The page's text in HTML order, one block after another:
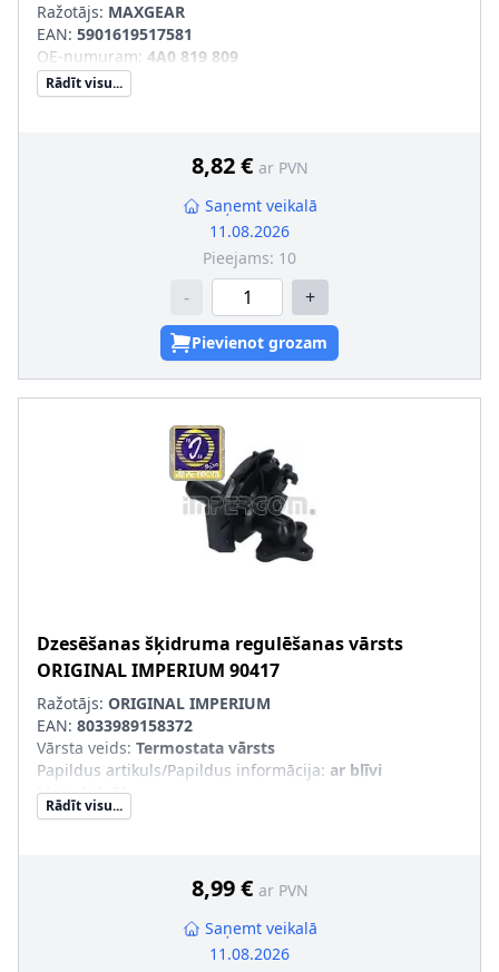
Ražotājs: MAXGEAR
EAN: 5901619517581
OE-numuram: 4A0 819 809
Rādīt visu...
8,82 € ar PVN
Saņemt veikalā
11.08.2026
Pieejams: 10
- +
Pievienot grozam
Dzesēšanas šķidruma regulēšanas vārsts
ORIGINAL IMPERIUM 90417
Ražotājs: ORIGINAL IMPERIUM
EAN: 8033989158372
Vārsta veids: Termostata vārsts
Papildus artikuls/Papildus informācija: ar blīvi
Masa [g]:58
Rādīt visu...
8,99 € ar PVN
Saņemt veikalā
11.08.2026